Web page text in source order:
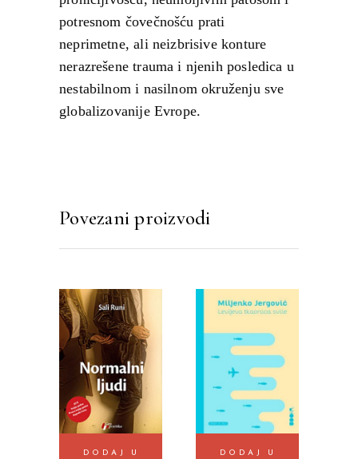
potresnom čovečnošću prati
neprimetne, ali neizbrisive konture
nerazrešene trauma i njenih posledica u
nestabilnom i nasilnom okruženju sve
globalizovanije Evrope.
Povezani proizvodi
DODAJ U DODAJ U